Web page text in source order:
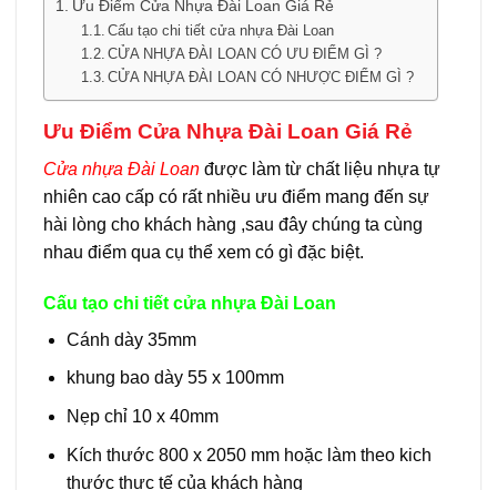
Ưu Điểm Cửa Nhựa Đài Loan Giá Rẻ
Cấu tạo chi tiết cửa nhựa Đài Loan
CỬA NHỰA ĐÀI LOAN CÓ ƯU ĐIỂM GÌ ?
CỬA NHỰA ĐÀI LOAN CÓ NHƯỢC ĐIỂM GÌ ?
Ưu Điểm Cửa Nhựa Đài Loan Giá Rẻ
Cửa nhựa Đài Loan được làm từ chất liệu nhựa tự
nhiên cao cấp có rất nhiều ưu điểm mang đến sự
hài lòng cho khách hàng ,sau đây chúng ta cùng
nhau điểm qua cụ thể xem có gì đặc biệt.
Cấu tạo chi tiết cửa nhựa Đài Loan
Cánh dày 35mm
khung bao dày 55 x 100mm
Nẹp chỉ 10 x 40mm
Kích thước 800 x 2050 mm hoặc làm theo kich
thước thực tế của khách hàng